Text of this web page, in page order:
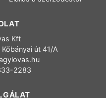
Kft
út 41/A
2283